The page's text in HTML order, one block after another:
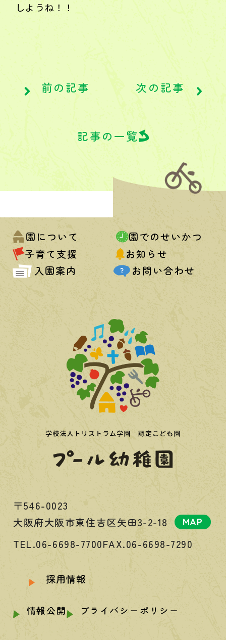
しようね！！
前の記事
記事の一覧
次の記事
園について
園でのせいかつ
子育て支援
お知らせ
入園案内
お問い合わせ
〒546-0023
大阪府大阪市東住吉区矢田3-2-18
MAP
TEL.06-6698-7700FAX.06-6698-7290
採用情報
情報公開 プライバシーポリシー